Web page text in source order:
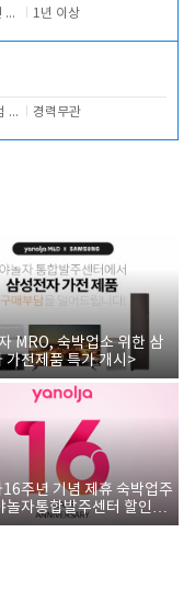
주차 및 전반적인 당번업무 1년 이상
호텔 내 외부 점검 및 프런트 운영 경력무관
MRO, 숙박업소 위한 삼
가전제품 특가 개시>
16주년 기념 제휴 숙박업주
놀자통합발주센터 할인쿠